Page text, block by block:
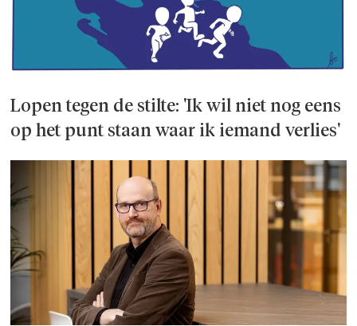
Lopen tegen de stilte: 'Ik wil niet nog eens
op het punt staan waar ik iemand verlies'